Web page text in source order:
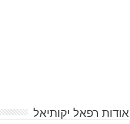
אודות רפאל יקותיאל